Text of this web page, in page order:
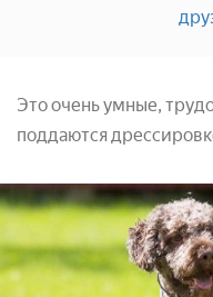
Это очень умные,
поддаются